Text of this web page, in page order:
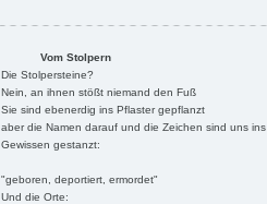
Vom Stolpern
Die Stolpersteine?
Nein, an ihnen stößt niemand den Fuß
Sie sind ebenerdig ins Pflaster gepflanzt
aber die Namen darauf und die Zeichen sind uns ins
Gewissen gestanzt:
"geboren, deportiert, ermordet"
Und die Orte: